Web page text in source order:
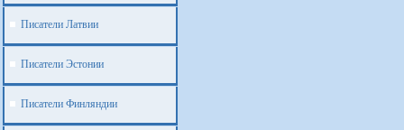
Писатели Латвии
Писатели Эстонии
Писатели Финляндии